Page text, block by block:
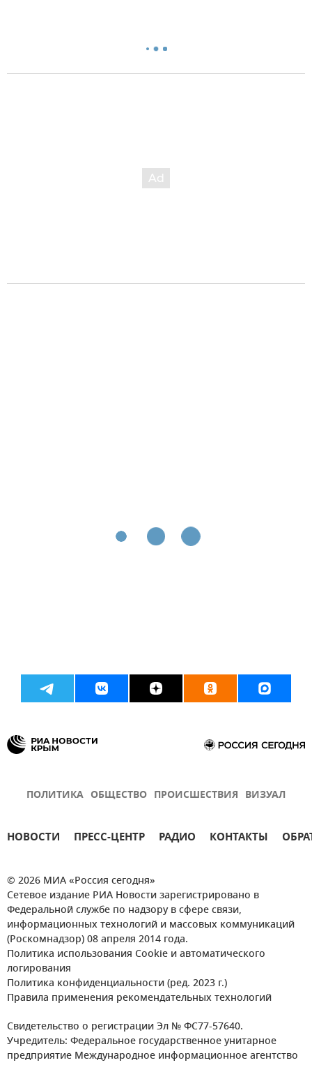
ПОЛИТИКА ОБЩЕСТВО ПРОИСШЕСТВИЯ ВИЗУАЛ
НОВОСТИ ПРЕСС-ЦЕНТР РАДИО КОНТАКТЫ
© 2026 МИА «Россия сегодня»
Сетевое издание РИА Новости зарегистрировано в
Федеральной службе по надзору в сфере связи,
информационных технологий и массовых коммуникаций
(Роскомнадзор) 08 апреля 2014 года.
Политика использования Cookie и автоматического
логирования
Политика конфиденциальности (ред. 2023 г.)
Правила применения рекомендательных технологий
Свидетельство о регистрации Эл № ФС77-57640.
Учредитель: Федеральное государственное унитарное
предприятие Международное информационное агентство